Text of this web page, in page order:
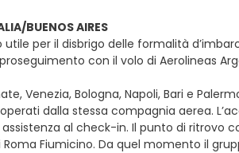
BUENOS AIRES
per il disbrigo delle formalità
con il volo di Aerolineas
Venezia, Bologna, Napoli, Bari e
dalla stessa compagnia aerea.
al check-in. Il punto di ritrovo
Roma Fiumicino. Da quel momento il